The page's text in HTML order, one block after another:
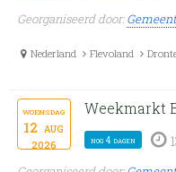
Georganiseerd door:
Nederland Flevoland
woensdag
12 aug
2026
Weekmarkt
nog 4 dagen